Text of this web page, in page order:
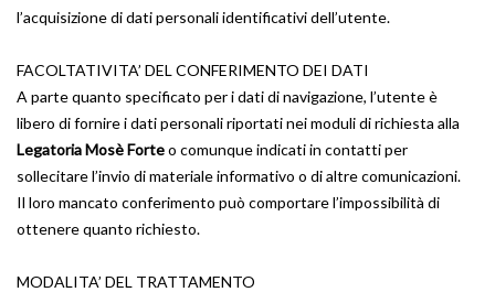
l’acquisizione di dati personali identificativi dell’utente.
FACOLTATIVITA’ DEL CONFERIMENTO DEI DATI
A parte quanto specificato per i dati di navigazione, l’utente è
libero di fornire i dati personali riportati nei moduli di richiesta alla
Legatoria Mosè Forteo comunque indicati in contatti per
sollecitare l’invio di materiale informativo o di altre comunicazioni.
Il loro mancato conferimento può comportare l’impossibilità di
ottenere quanto richiesto.
MODALITA’ DEL TRATTAMENTO